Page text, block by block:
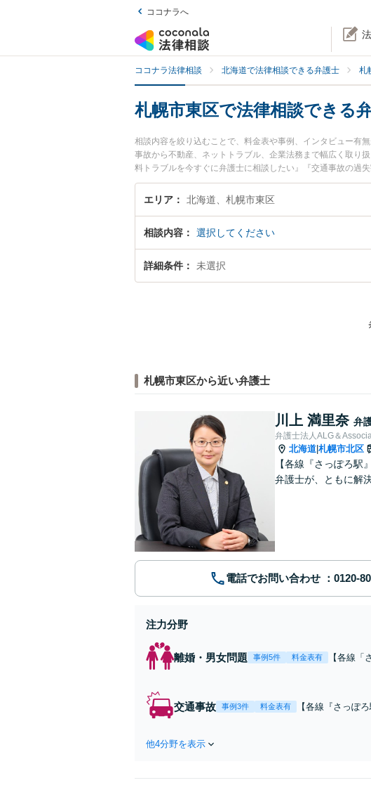
ココナラへ
ココナラ法律相談 北海道で法律相談できる弁護士 札
札幌市東区で法律相談できる
相談内容を絞り込むことで、料金表や事例、インタビュー有
事故から不動産、ネットトラブル、企業法務まで幅広く取り
料トラブルを今すぐに弁護士に相談したい』『交通事故の過
律相談できる札幌市東区内の弁護士に相談予約したい』など
エリア 北海道、札幌市東区
相談内容 選択してください
詳細条件 未選択
札幌市東区から近い弁護士
川上 満里奈 弁
弁護士法人ALG＆
北海道 札幌市北区
【各線『さっぽろ
弁護士が、ともに解
電話でお問い合わせ
注力分野
離婚・男女問題 事例5件 料金表有
【各線
交通事故 事例3件 料金表有
【各線『さっぽ
他4分野を表示